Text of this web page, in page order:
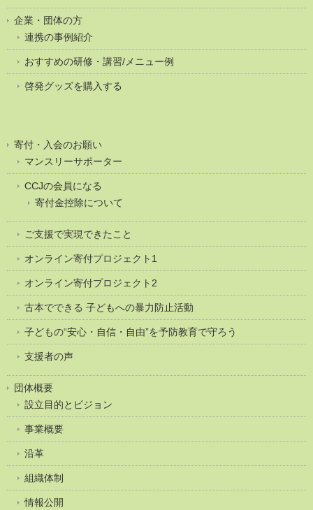
企業・団体の方
連携の事例紹介
おすすめの研修・講習/メニュー例
啓発グッズを購入する
寄付・入会のお願い
マンスリーサポーター
CCJの会員になる
寄付金控除について
ご支援で実現できたこと
オンライン寄付プロジェクト1
オンライン寄付プロジェクト2
古本でできる 子どもへの暴力防止活動
子どもの“安心・自信・自由”を予防教育で守ろう
支援者の声
団体概要
設立目的とビジョン
事業概要
沿革
組織体制
情報公開